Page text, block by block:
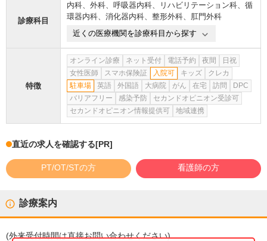
診療科目
内科、 外科、 呼吸器内科、 リハビリテーション科、 循
環器内科、 消化器内科、 整形外科、 肛門外科
近くの医療機関を診療科目から探す
特徴
オンライン診療 ネット受付 電話予約 夜間
日祝
女性医師
スマホ保険証 入院可 キッズ
クレカ
駐車場
英語 外国語 大病院 がん 在宅 訪問
DPC
バリアフリー
感染予防
セカンドオピニオン受診可
セカンドオピニオン情報提供可
地域連携
直近の求人を確認する[PR]
PT/OT/STの方 看護師の方
診療案内
(外来受付時間は直接お問い合わせください)